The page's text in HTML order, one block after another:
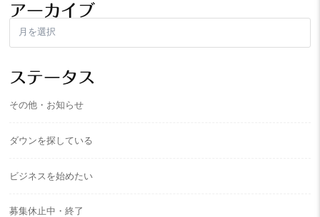
アーカイブ
ブ
ステータス
その他・お知らせ
ダウンを探している
ビジネスを始めたい
募集休止中・終了